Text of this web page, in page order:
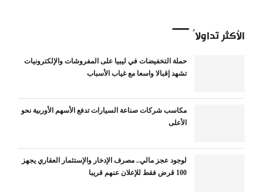
الأكثر تداولاً
حملة التخفيضات في ليبيا على المفروشات والإلكترونيات
تشهد إقبالا واسعا مع غياب الأسباب
مكاسب شركات صناعة السيارات تدفع الأسهم الأوربية نحو
الأعلى
لوجود عجز مالي.. مصرف الإدخار والإستثمار العقاري يجهز
100 قرض فقط للإعلان عنهم قريبا